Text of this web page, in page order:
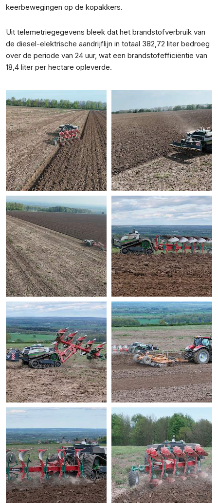
keerbewegingen op de kopakkers.
Uit telemetriegegevens bleek dat het brandstofverbruik van
de diesel-elektrische aandrijflijn in totaal 382,72 liter bedroeg
over de periode van 24 uur, wat een brandstofefficiëntie van
18,4 liter per hectare opleverde.